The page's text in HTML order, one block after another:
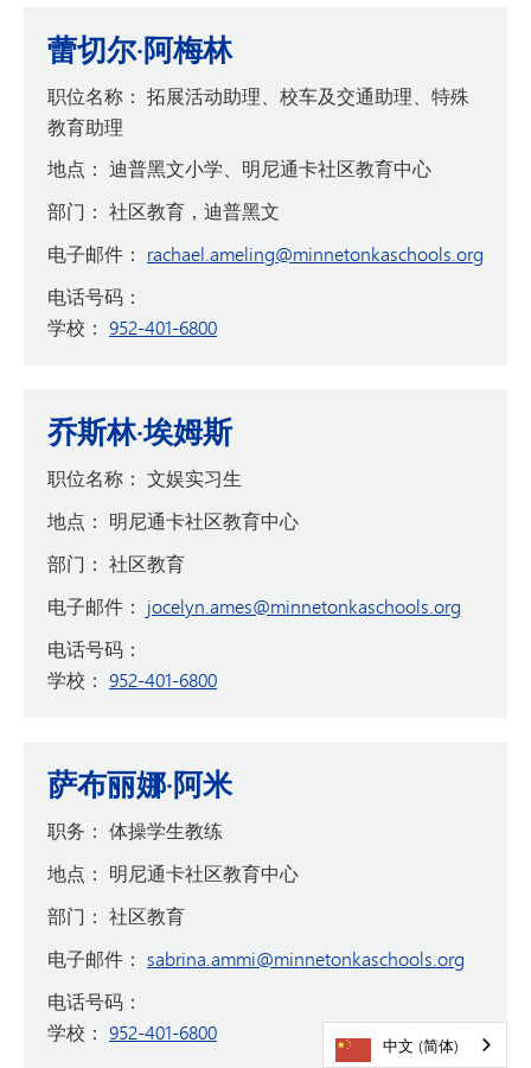
蕾切尔·阿梅林
职位名称： 拓展活动助理、校车及交通助理、特殊
教育助理
地点： 迪普黑文小学、明尼通卡社区教育中心
部门： 社区教育，迪普黑文
电子邮件： rachael.ameling@minnetonkaschools.org
电话号码：
学校： 952-401-6800
乔斯林·埃姆斯
职位名称： 文娱实习生
地点： 明尼通卡社区教育中心
部门： 社区教育
电子邮件： jocelyn.ames@minnetonkaschools.org
电话号码：
学校： 952-401-6800
萨布丽娜·阿米
职务： 体操学生教练
地点： 明尼通卡社区教育中心
部门： 社区教育
电子邮件： sabrina.ammi@minnetonkaschools.org
电话号码：
学校： 952-401-6800 中文 (简体)